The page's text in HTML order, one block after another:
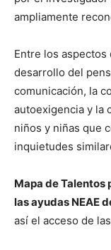
ampliamente
Entre los aspectos
desarrollo del
comunicación, la
autoexigencia y la
niños y niñas que
inquietudes
Mapa de Talentos
las ayudas NEAE
así el acceso de